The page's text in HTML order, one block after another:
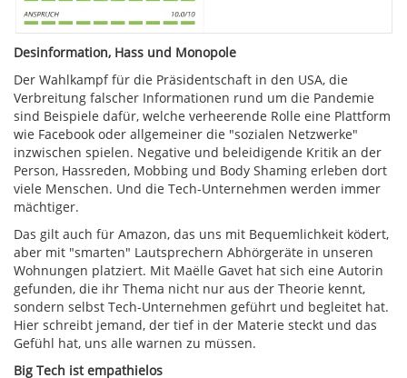
Desinformation, Hass und Monopole
Der Wahlkampf für die Präsidentschaft in den USA, die
Verbreitung falscher Informationen rund um die Pandemie
sind Beispiele dafür, welche verheerende Rolle eine Plattform
wie Facebook oder allgemeiner die "sozialen Netzwerke"
inzwischen spielen. Negative und beleidigende Kritik an der
Person, Hassreden, Mobbing und Body Shaming erleben dort
viele Menschen. Und die Tech-Unternehmen werden immer
mächtiger.
Das gilt auch für Amazon, das uns mit Bequemlichkeit ködert,
aber mit "smarten" Lautsprechern Abhörgeräte in unseren
Wohnungen platziert. Mit Maëlle Gavet hat sich eine Autorin
gefunden, die ihr Thema nicht nur aus der Theorie kennt,
sondern selbst Tech-Unternehmen geführt und begleitet hat.
Hier schreibt jemand, der tief in der Materie steckt und das
Gefühl hat, uns alle warnen zu müssen.
Big Tech ist empathielos